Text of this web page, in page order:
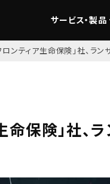
サービス・製品
ロンティア生命保険」社、ラ
命保険」社、